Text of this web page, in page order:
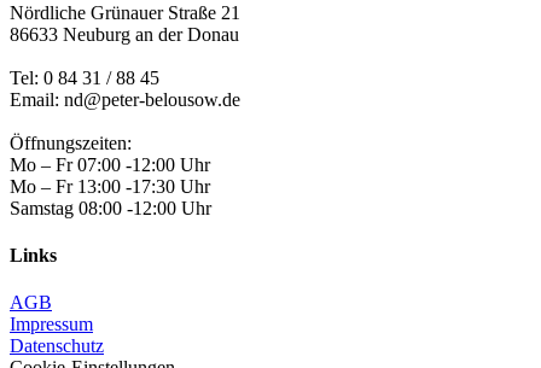
Nördliche Grünauer Straße 21
86633 Neuburg an der Donau
Tel: 0 84 31 / 88 45
Email: nd@peter-belousow.de
Öffnungszeiten:
Mo – Fr 07:00 -12:00 Uhr
Mo – Fr 13:00 -17:30 Uhr
Samstag 08:00 -12:00 Uhr
Links
AGB
Impressum
Datenschutz